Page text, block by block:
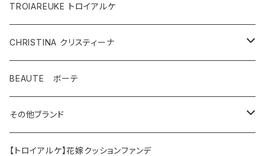
TROIAREUKE トロイアルケ
CHRISTINA クリスティーナ
テラスキン
ラインリペア
アンストレス
BEAUTE ボーテ
その他ブランド
マッコイ
【トロイアルケ】花嫁クッションファンデ